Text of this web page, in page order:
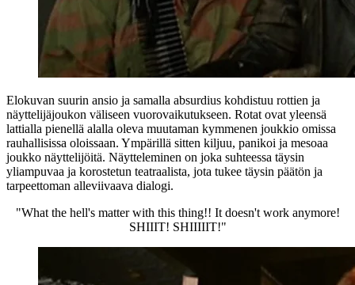
Elokuvan suurin ansio ja samalla absurdius kohdistuu rottien ja
näyttelijäjoukon väliseen vuorovaikutukseen. Rotat ovat yleensä
lattialla pienellä alalla oleva muutaman kymmenen joukkio omissa
rauhallisissa oloissaan. Ympärillä sitten kiljuu, panikoi ja mesoaa
joukko näyttelijöitä. Näytteleminen on joka suhteessa täysin
yliampuvaa ja korostetun teatraalista, jota tukee täysin päätön ja
tarpeettoman alleviivaava dialogi.
"What the hell's matter with this thing!! It doesn't work anymore!
SHIIIT! SHIIIIIT!"